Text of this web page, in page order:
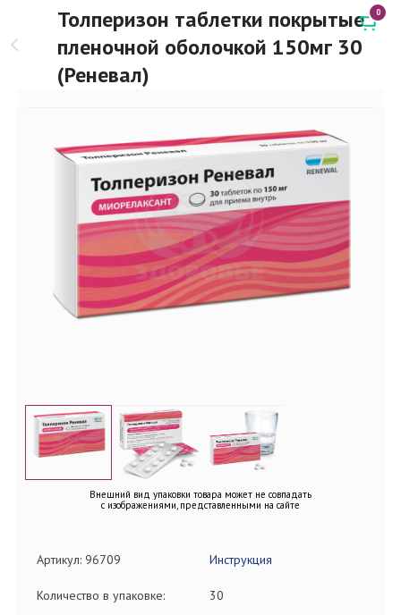
Толперизон таблетки покрытые
пленочной оболочкой 150мг 30
(Реневал)
0
Внешний вид упаковки товара может не совпадать
с изображениями, представленными на сайте
Артикул: 96709 Инструкция
Количество в упаковке: 30